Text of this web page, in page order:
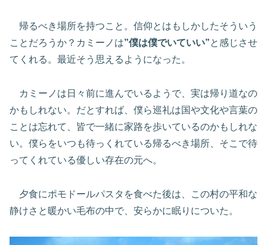
帰るべき場所を持つこと。信仰とはもしかしたそういう
ことだろうか？カミーノは”僕は僕でいていい”と感じさせ
てくれる。最近そう思えるようになった。
カミーノは日々前に進んでいるようで、実は帰り道なの
かもしれない。だとすれば、僕ら巡礼は国や文化や言葉の
ことは忘れて、皆で一緒に家路を歩いているのかもしれな
い。僕らをいつも待っくれている帰るべき場所、そこで待
ってくれている優しい存在の元へ。
夕食にポモドールパスタを食べた後は、この村の平和な
静けさと暖かい毛布の中で、安らかに眠りについた。